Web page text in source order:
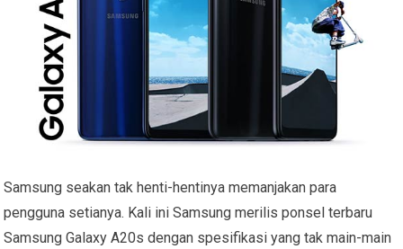
Samsung seakan tak henti-hentinya memanjakan para
pengguna setianya. Kali ini Samsung merilis ponsel terbaru
Samsung Galaxy A20s dengan spesifikasi yang tak main-main